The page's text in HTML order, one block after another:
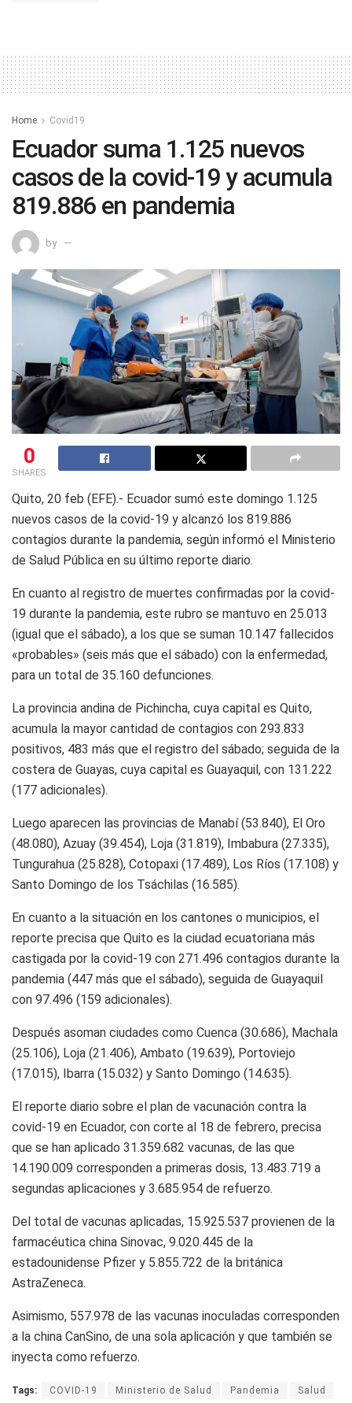
Home Covid19
Ecuador suma 1.125 nuevos
casos de la covid-19 y acumula
819.886 en pandemia
by
0
SHARES
Quito, 20 feb (EFE).- Ecuador sumó este domingo 1.125
nuevos casos de la covid-19 y alcanzó los 819.886
contagios durante la pandemia, según informó el Ministerio
de Salud Pública en su último reporte diario.
En cuanto al registro de muertes confirmadas por la covid-
19 durante la pandemia, este rubro se mantuvo en 25.013
(igual que el sábado), a los que se suman 10.147 fallecidos
«probables» (seis más que el sábado) con la enfermedad,
para un total de 35.160 defunciones.
La provincia andina de Pichincha, cuya capital es Quito,
acumula la mayor cantidad de contagios con 293.833
positivos, 483 más que el registro del sábado; seguida de la
costera de Guayas, cuya capital es Guayaquil, con 131.222
(177 adicionales).
Luego aparecen las provincias de Manabí (53.840), El Oro
(48.080), Azuay (39.454), Loja (31.819), Imbabura (27.335),
Tungurahua (25.828), Cotopaxi (17.489), Los Ríos (17.108) y
Santo Domingo de los Tsáchilas (16.585).
En cuanto a la situación en los cantones o municipios, el
reporte precisa que Quito es la ciudad ecuatoriana más
castigada por la covid-19 con 271.496 contagios durante la
pandemia (447 más que el sábado), seguida de Guayaquil
con 97.496 (159 adicionales).
Después asoman ciudades como Cuenca (30.686), Machala
(25.106), Loja (21.406), Ambato (19.639), Portoviejo
(17.015), Ibarra (15.032) y Santo Domingo (14.635).
El reporte diario sobre el plan de vacunación contra la
covid-19 en Ecuador, con corte al 18 de febrero, precisa
que se han aplicado 31.359.682 vacunas, de las que
14.190.009 corresponden a primeras dosis, 13.483.719 a
segundas aplicaciones y 3.685.954 de refuerzo.
Del total de vacunas aplicadas, 15.925.537 provienen de la
farmacéutica china Sinovac, 9.020.445 de la
estadounidense Pfizer y 5.855.722 de la británica
AstraZeneca.
Asimismo, 557.978 de las vacunas inoculadas corresponden
a la china CanSino, de una sola aplicación y que también se
inyecta como refuerzo.
Tags: COVID-19 Ministerio de Salud Pandemia Salud